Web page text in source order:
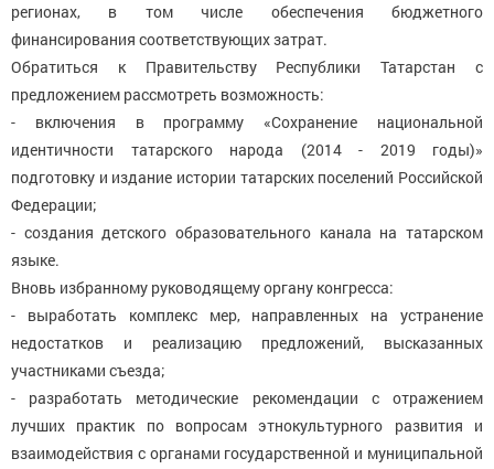
регионах, в том числе обеспечения бюджетного
финансирования соответствующих затрат.
Обратиться к Правительству Республики Татарстан с
предложением рассмотреть возможность:
- включения в программу «Сохранение национальной
идентичности татарского народа (2014 - 2019 годы)»
подготовку и издание истории татарских поселений Российской
Федерации;
- создания детского образовательного канала на татарском
языке.
Вновь избранному руководящему органу конгресса:
- выработать комплекс мер, направленных на устранение
недостатков и реализацию предложений, высказанных
участниками съезда;
- разработать методические рекомендации с отражением
лучших практик по вопросам этнокультурного развития и
взаимодействия с органами государственной и муниципальной